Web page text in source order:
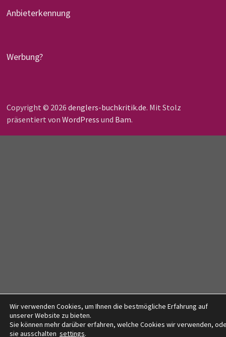
Anbieterkennung
Werbung?
Copyright © 2026 denglers-buchkritik.de. Mit Stolz
präsentiert von WordPress und Bam.
Wir verwenden Cookies, um Ihnen die bestmögliche Erfahrung auf
unserer Website zu bieten.
Sie können mehr darüber erfahren, welche Cookies wir verwenden,
sie ausschalten settings.